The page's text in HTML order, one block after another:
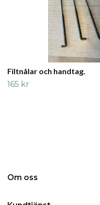
Filtnålar och handtag.
165 kr
Om oss